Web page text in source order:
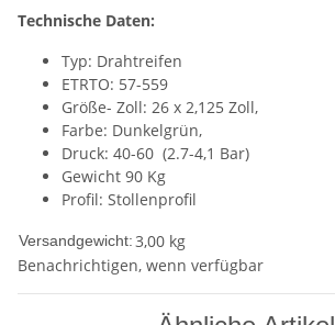
Technische Daten:
Typ: Drahtreifen
ETRTO: 57-559
Größe- Zoll: 26 x 2,125 Zoll,
Farbe: Dunkelgrün,
Druck: 40-60 (2.7-4,1 Bar)
Gewicht 90 Kg
Profil: Stollenprofil
Versandgewicht:3,00 kg
Benachrichtigen, wenn verfügbar